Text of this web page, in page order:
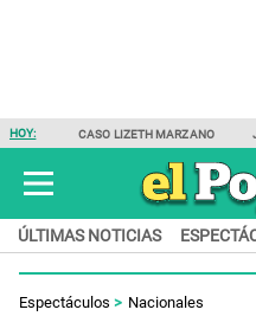
HOY: CASO LIZETH MARZANO
ÚLTIMAS NOTICIAS
Espectáculos Nacionales